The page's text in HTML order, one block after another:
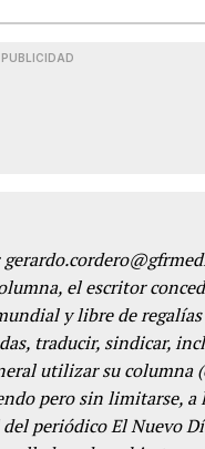
PUBLICIDAD
el escritor
y libre de
traducir, sindicar,
utilizar su columna
pero sin limitarse, a
periódico El Nuevo